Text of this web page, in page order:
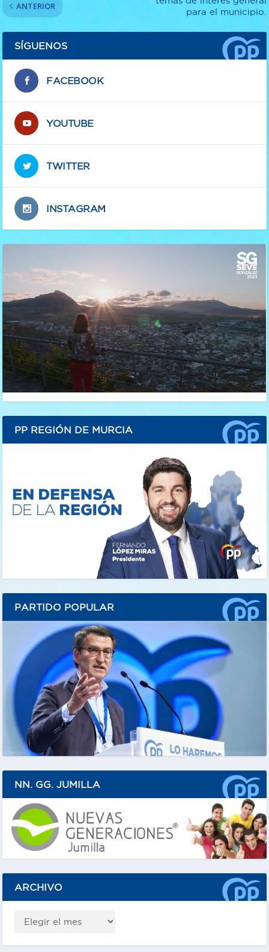
ANTERIOR
para el municipio.
SÍGUENOS
FACEBOOK
YOUTUBE
TWITTER
INSTAGRAM
PP REGIÓN DE MURCIA
PARTIDO POPULAR
NN. GG. JUMILLA
ARCHIVO